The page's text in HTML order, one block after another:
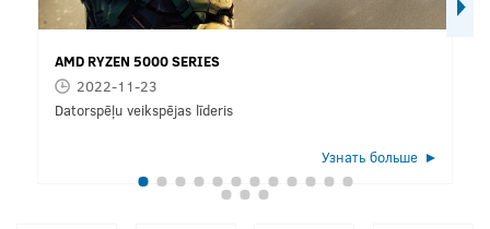
AMD RYZEN 5000 SERIES
2022-11-23
Datorspēļu veikspējas līderis
Узнать больше